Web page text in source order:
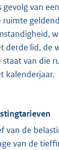
gevolg van
ruimte
derde lid, de
staat van die
kalenderjaar.
van de
van de